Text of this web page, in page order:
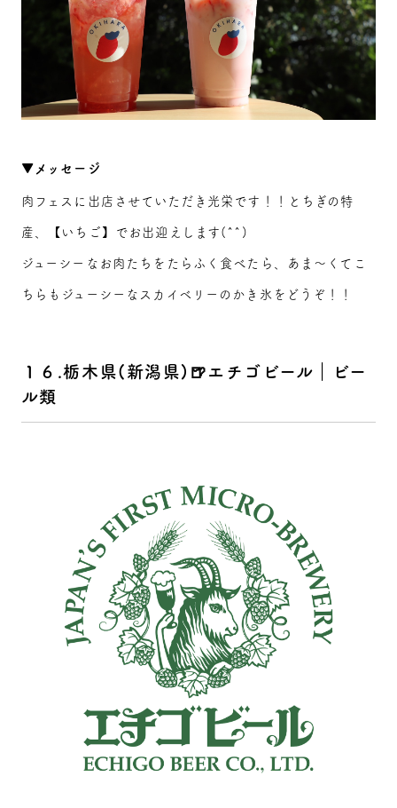
▼メッセージ
肉フェスに出店させていただき光栄です！！とちぎの特
産、【いちご】でお出迎えします(^^)
ジューシーなお肉たちをたらふく食べたら、あま～くてこ
ちらもジューシーなスカイベリーのかき氷をどうぞ！！
１６.栃木県(新潟県)🍺エチゴビール｜ビー
ル類